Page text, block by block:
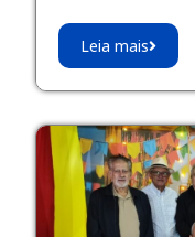
Leia mais